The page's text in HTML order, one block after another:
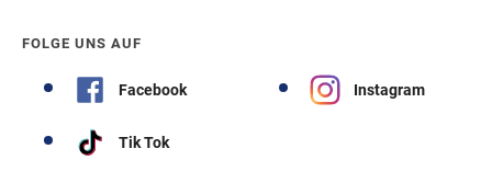
FOLGE UNS AUF
Facebook Instagram
Tik Tok